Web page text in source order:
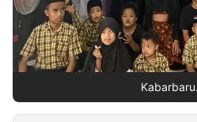
Follow
Kabarbaru